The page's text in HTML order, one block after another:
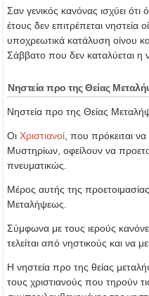
Σαν γενικός κανόνας ισχύει
έτους δεν επιτρέπεται νηστεία
υποχρεωτικά κατάλυση οίνου
Σάββατο που δεν καταλύεται η
Νηστεία προ της Θείας
Νηστεία προ της Θείας
Οι Χριστιανοί , που πρόκειται
Μυστηρίων, οφείλουν να
πνευματικώς.
Μέρος αυτής της
Μεταλήψεως.
Σύμφωνα με τους ιερούς
τελείται από νηστικούς και να
Η νηστεία προ της θείας
τους χριστιανούς που τηρούν